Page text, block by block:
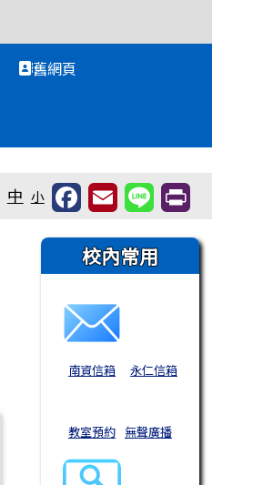
舊網頁
中 小
右邊區域內容
校內常用
南資信箱 永仁信箱
教室預約 無聲廣播